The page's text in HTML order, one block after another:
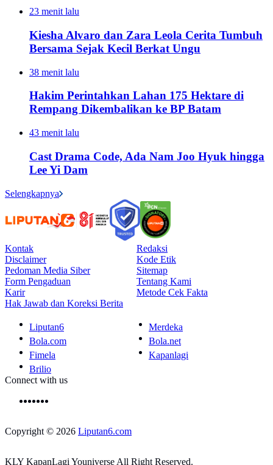
23 menit lalu
Kiesha Alvaro dan Zara Leola Cerita Tumbuh
Bersama Sejak Kecil Berkat Ungu
38 menit lalu
Hakim Perintahkan Lahan 175 Hektare di
Rempang Dikembalikan ke BP Batam
43 menit lalu
Cast Drama Code, Ada Nam Joo Hyuk hingga
Lee Yi Dam
Selengkapnya
Kontak
Redaksi
Disclaimer
Kode Etik
Pedoman Media Siber
Sitemap
Form Pengaduan
Tentang Kami
Karir
Metode Cek Fakta
Hak Jawab dan Koreksi Berita
Liputan6
Merdeka
Bola.com
Bola.net
Fimela
Kapanlagi
Brilio
Connect with us
Copyright © 2026 Liputan6.com
KLY KapanLagi Youniverse All Right Reserved.